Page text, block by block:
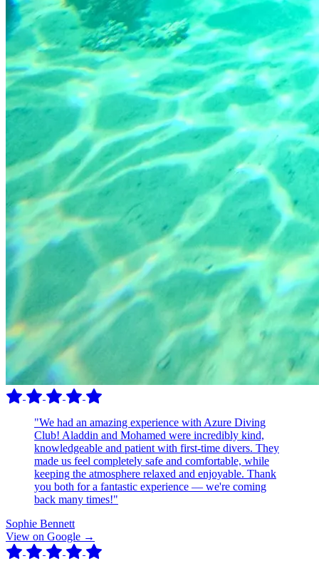
"We had an amazing experience with Azure Diving
Club! Aladdin and Mohamed were incredibly kind,
knowledgeable and patient with first-time divers. They
made us feel completely safe and comfortable, while
keeping the atmosphere relaxed and enjoyable. Thank
you both for a fantastic experience — we're coming
back many times!"
Sophie Bennett
View on Google →